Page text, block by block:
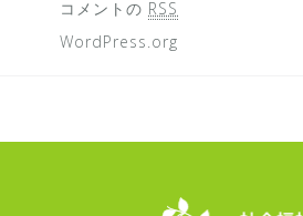
コメントの RSS
WordPress.org